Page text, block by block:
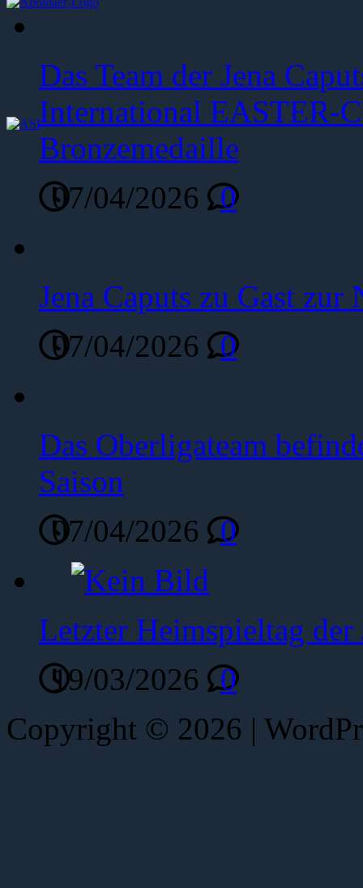
Das Team der Jena
International EASTER-
Bronzemedaille
07/04/2026
0
Jena Caputs zu Gast zur
07/04/2026
0
Das Oberligateam
Saison
07/04/2026
0
Letzter Heimspieltag der
19/03/2026
0
Copyright © 2026 |